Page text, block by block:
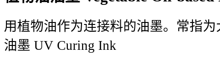
用植物油作为连接料的油墨。常指
油墨 UV Curing Ink